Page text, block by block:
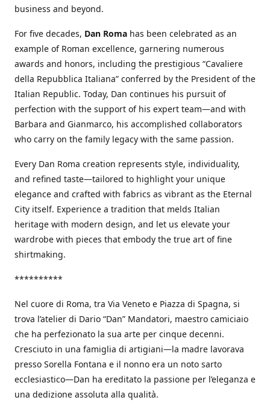
business and beyond.
For five decades, Dan Roma has been celebrated as an
example of Roman excellence, garnering numerous
awards and honors, including the prestigious “Cavaliere
della Repubblica Italiana” conferred by the President of the
Italian Republic. Today, Dan continues his pursuit of
perfection with the support of his expert team—and with
Barbara and Gianmarco, his accomplished collaborators
who carry on the family legacy with the same passion.
Every Dan Roma creation represents style, individuality,
and refined taste—tailored to highlight your unique
elegance and crafted with fabrics as vibrant as the Eternal
City itself. Experience a tradition that melds Italian
heritage with modern design, and let us elevate your
wardrobe with pieces that embody the true art of fine
shirtmaking.
**********
Nel cuore di Roma, tra Via Veneto e Piazza di Spagna, si
trova l’atelier di Dario “Dan” Mandatori, maestro camiciaio
che ha perfezionato la sua arte per cinque decenni.
Cresciuto in una famiglia di artigiani—la madre lavorava
presso Sorella Fontana e il nonno era un noto sarto
ecclesiastico—Dan ha ereditato la passione per l’eleganza e
una dedizione assoluta alla qualità.